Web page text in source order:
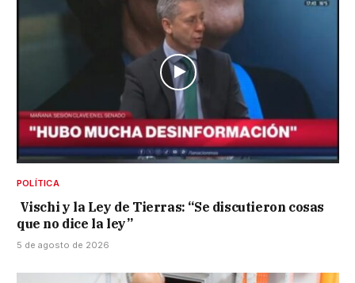
POLÍTICA
Vischi y la Ley de Tierras: “Se discutieron cosas
que no dice la ley”
5 de agosto de 2026